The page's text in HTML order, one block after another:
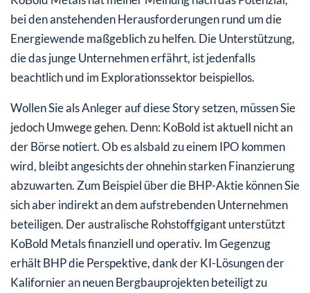
bei den anstehenden Herausforderungen rund um die
Energiewende maßgeblich zu helfen. Die Unterstützung,
die das junge Unternehmen erfährt, ist jedenfalls
beachtlich und im Explorationssektor beispiellos.
Wollen Sie als Anleger auf diese Story setzen, müssen Sie
jedoch Umwege gehen. Denn: KoBold ist aktuell nicht an
der Börse notiert. Ob es alsbald zu einem IPO kommen
wird, bleibt angesichts der ohnehin starken Finanzierung
abzuwarten. Zum Beispiel über die BHP-Aktie können Sie
sich aber indirekt an dem aufstrebenden Unternehmen
beteiligen. Der australische Rohstoffgigant unterstützt
KoBold Metals finanziell und operativ. Im Gegenzug
erhält BHP die Perspektive, dank der KI-Lösungen der
Kalifornier an neuen Bergbauprojekten beteiligt zu